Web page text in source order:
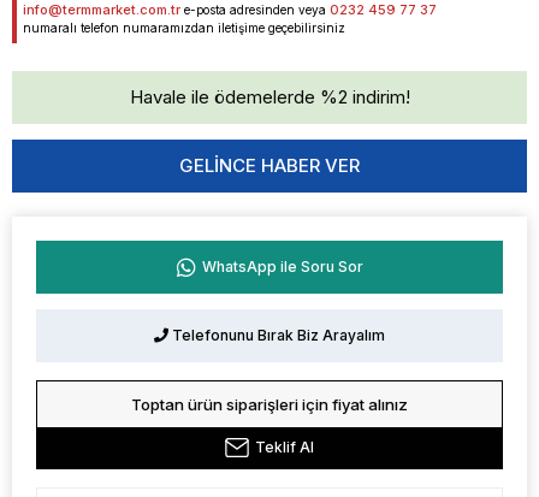
info@termmarket.com.tr e-posta adresinden veya 0232 459 77 37
numaralı telefon numaramızdan iletişime geçebilirsiniz
Havale ile ödemelerde %2 indirim!
GELINCE HABER VER
WhatsApp ile Soru Sor
Telefonunu Bırak Biz Arayalım
Toptan ürün siparişleri için fiyat alınız
Teklif Al